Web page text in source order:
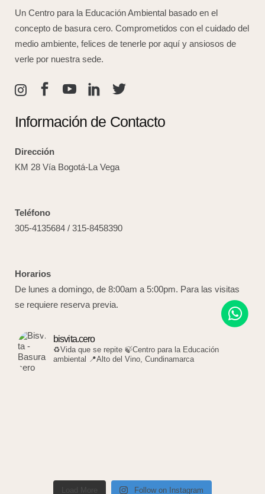
Un Centro para la Educación Ambiental basado en el
concepto de basura cero. Comprometidos con el cuidado del
medio ambiente, felices de tenerle por aquí y ansiosos de
verle por nuestra sede.
Información de Contacto
Dirección
KM 28 Vía Bogotá-La Vega
Teléfono
305-4135684 / 315-8458390
Horarios
De lunes a domingo, de 8:00am a 5:00pm. Para las visitas
se requiere reserva previa.
bisvita.cero
♻️Vida que se repite 🍃Centro para la Educación
ambiental
📍Alto del Vino, Cundinamarca
Load More Follow on Instagram